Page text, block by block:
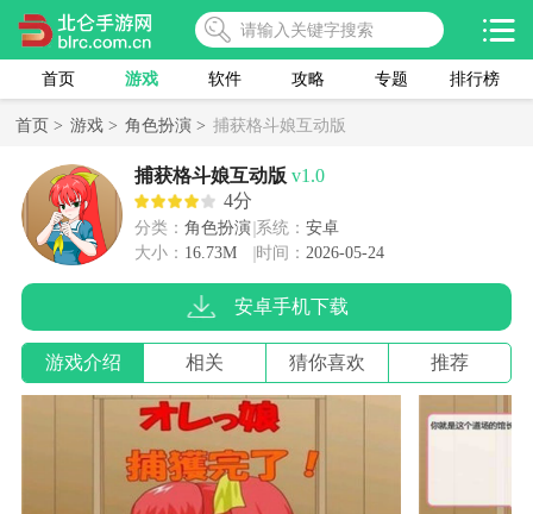
首页 游戏 软件 攻略 专题 排行榜
首页 > 游戏 > 角色扮演 > 捕获格斗娘互动版
捕获格斗娘互动版 v1.0
4分
分类： 角色扮演 系统： 安卓
大小： 16.73M 时间： 2026-05-24
安卓手机下载
游戏介绍 相关 猜你喜欢 推荐